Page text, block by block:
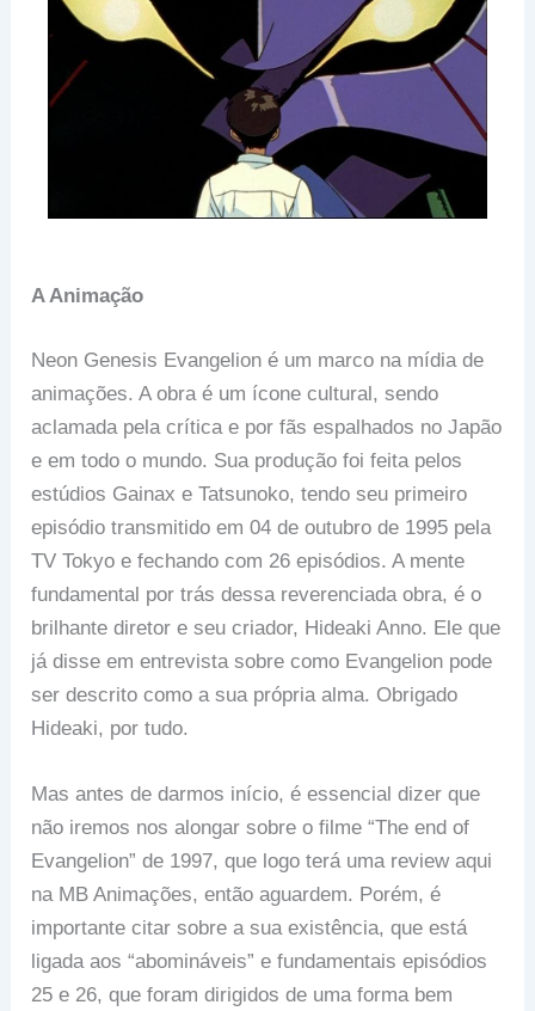
A Animação
Neon Genesis Evangelion é um marco na mídia de
animações. A obra é um ícone cultural, sendo
aclamada pela crítica e por fãs espalhados no Japão
e em todo o mundo. Sua produção foi feita pelos
estúdios Gainax e Tatsunoko, tendo seu primeiro
episódio transmitido em 04 de outubro de 1995 pela
TV Tokyo e fechando com 26 episódios. A mente
fundamental por trás dessa reverenciada obra, é o
brilhante diretor e seu criador, Hideaki Anno. Ele que
já disse em entrevista sobre como Evangelion pode
ser descrito como a sua própria alma. Obrigado
Hideaki, por tudo.
Mas antes de darmos início, é essencial dizer que
não iremos nos alongar sobre o filme “The end of
Evangelion” de 1997, que logo terá uma review aqui
na MB Animações, então aguardem. Porém, é
importante citar sobre a sua existência, que está
ligada aos “abomináveis” e fundamentais episódios
25 e 26, que foram dirigidos de uma forma bem